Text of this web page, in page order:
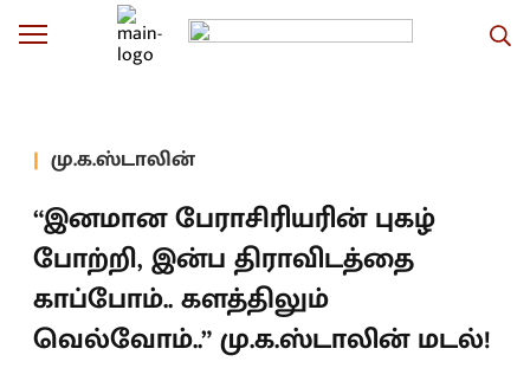
மு.க.ஸ்டாலின்
“இனமான பேராசிரியரின் புகழ்
போற்றி, இன்ப திராவிடத்தை
காப்போம்.. களத்திலும்
வெல்வோம்..” மு.க.ஸ்டாலின் மடல்!